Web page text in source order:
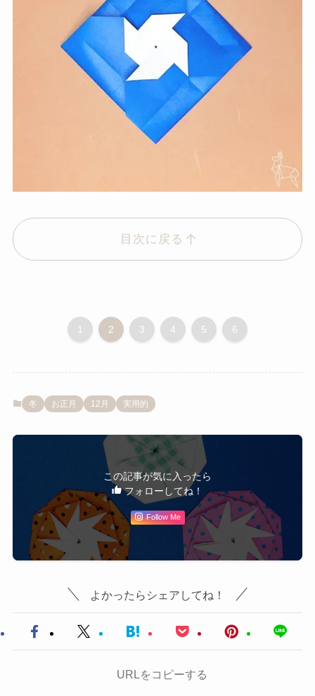
目次に戻る
1 2 3 4 5 6
冬 お正月 12月 実用的
この記事が気に入ったら
フォローしてね！
Follow Me
よかったらシェアしてね！
URLをコピーする